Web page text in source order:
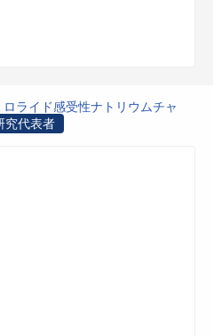
ライド感受性ナトリウムチャ
究代表者